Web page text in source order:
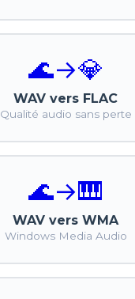
🌊→💎
WAV vers FLAC
Qualité audio sans perte
🌊→🎹
WAV vers WMA
Windows Media Audio